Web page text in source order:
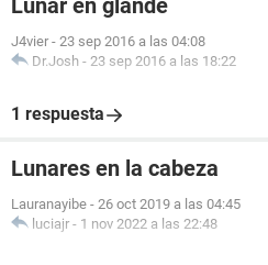
Lunar en glande
J4vier - 23 sep 2016 a las 04:08
Dr.Josh - 23 sep 2016 a las 18:22
1 respuesta
Lunares en la cabeza
Lauranayibe - 26 oct 2019 a las 04:45
luciajr - 1 nov 2022 a las 22:48